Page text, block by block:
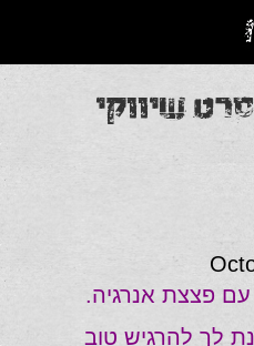
פצצת אנרגיה.
לך להרגיש טוב